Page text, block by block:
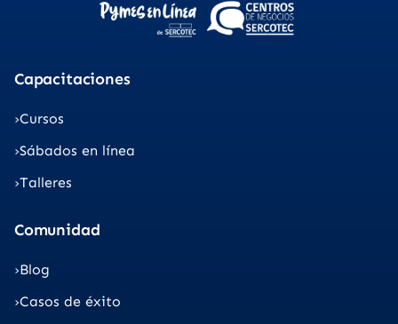
Capacitaciones
Cursos
Sábados en línea
Talleres
Comunidad
Blog
Casos de éxito